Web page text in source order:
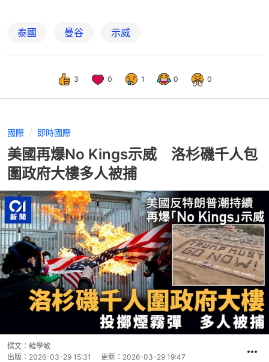
泰國 曼谷 示威
3 0 1 0 0
國際 即時國際
美國再爆No Kings示威 洛杉磯千人包
圍政府大樓多人被捕
撰文： 韓學敏
出版： 2026-03-29 15:31 更新： 2026-03-29 19:47